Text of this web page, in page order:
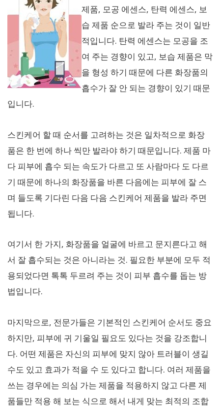
제품, 모공 에센스, 탄력 에센스, 보
습 제품 순으로 발라 주는 것이 일반
적입니다. 탄력 에센스는 모공을 조
여 주는 경향이 있고, 보습 제품은 막
을 형성 하기 때문에 다른 화장품의
흡수가 잘 안 되는 경향이 있기 때문
입니다.
스킨케어 할 때 순서를 고려하는 것은 일차적으로 화장
품은 한 번에 하나 씩만 발라야 하기 때문입니다. 제품 마
다 피부에 흡수 되는 속도가 다르고 또 사람마다 도 다르
기 때문에 하나의 화장품을 바른 다음에는 피부에 잘 스
며 들도록 기다린 다음 다음 스킨케어 제품을 발라 주면
됩니다.
여기서 한 가지, 화장품을 얼굴에 바르고 문지른다고 해
서 잘 흡수되는 것은 아니라는 것. 필요한 부분에 모두 적
용되었다면 톡톡 두르려 주는 것이 피부 흡수를 돕는 방
법입니다.
마지막으로, 전문가들은 기본적인 스킨케어 순서도 중요
하지만, 피부에 귀 기울일 필요도 있다는 것을 강조합니
다. 어떤 제품은 자신의 피부에 맞지 않아 트러블이 생길
수도 있고 효과가 적을 수 도 있다고 합니다. 여러 제품을
쓰는 경우에는 의심 가는 제품을 적용하지 않고 다른 제
품들만 적용 해 보는 식으로 해서 내게 맞는 최적의 조합